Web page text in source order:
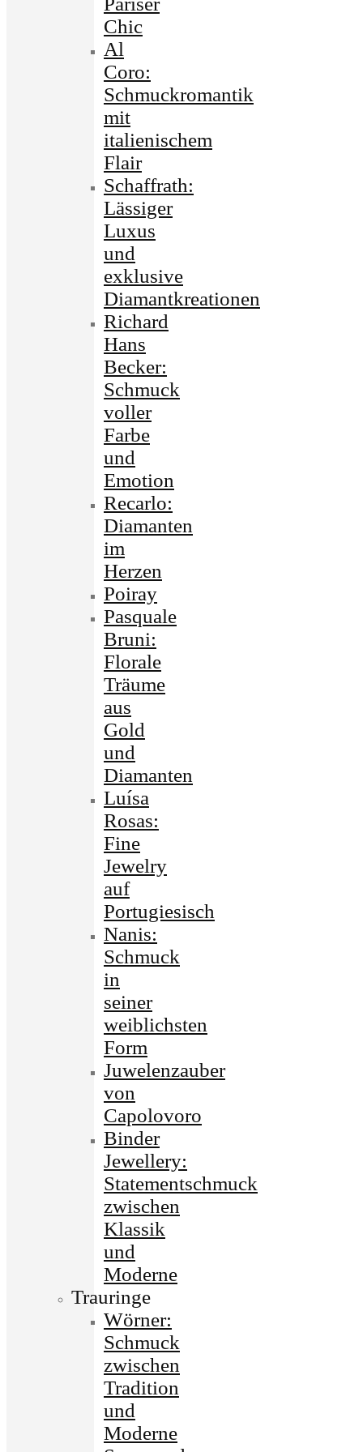
Chic
Al
Coro:
Schmuckromantik
mit
italienischem
Flair
Schaffrath:
Lässiger
Luxus
und
exklusive
Diamantkreationen
Richard
Hans
Becker:
Schmuck
voller
Farbe
und
Emotion
Recarlo:
Diamanten
im
Herzen
Poiray
Pasquale
Bruni:
Florale
Träume
aus
Gold
und
Diamanten
Luísa
Rosas:
Fine
Jewelry
auf
Portugiesisch
Nanis:
Schmuck
in
seiner
weiblichsten
Form
Juwelenzauber
von
Capolovoro
Binder
Jewellery:
Statementschmuck
zwischen
Klassik
und
Moderne
Trauringe
Wörner:
Schmuck
zwischen
Tradition
und
Moderne